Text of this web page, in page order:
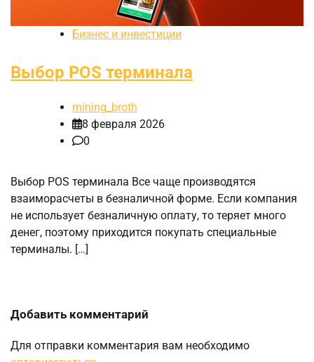
Бизнес и инвестиции
Выбор POS терминала
mining_broth
8 февраля 2026
0
Выбор POS терминала Все чаще производятся
взаиморасчеты в безналичной форме. Если компания
не использует безналичную оплату, то теряет много
денег, поэтому приходится покупать специальные
терминалы. […]
Добавить комментарий
Для отправки комментария вам необходимо